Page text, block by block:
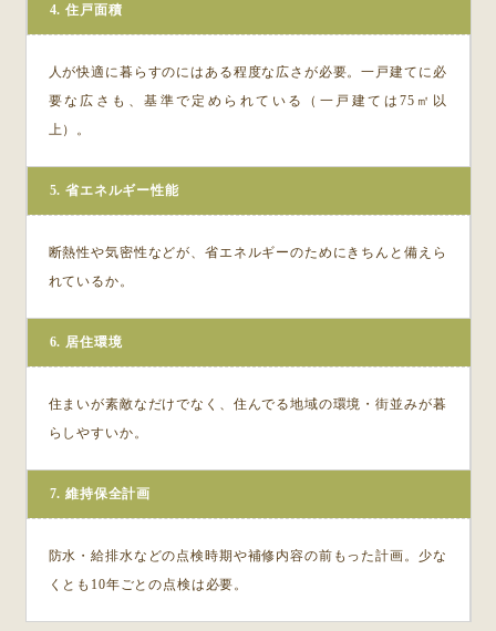
4. 住戸面積
人が快適に暮らすのにはある程度な広さが必要。一戸建てに必
要な広さも、基準で定められている（一戸建ては75㎡以
上）。
5. 省エネルギー性能
断熱性や気密性などが、省エネルギーのためにきちんと備えら
れているか。
6. 居住環境
住まいが素敵なだけでなく、住んでる地域の環境・街並みが暮
らしやすいか。
7. 維持保全計画
防水・給排水などの点検時期や補修内容の前もった計画。少な
くとも10年ごとの点検は必要。